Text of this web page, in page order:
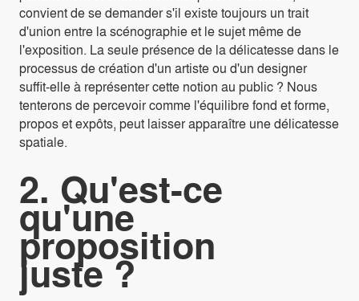
convient de se demander s'il existe toujours un trait
d'union entre la scénographie et le sujet même de
l'exposition. La seule présence de la délicatesse dans le
processus de création d'un artiste ou d'un designer
suffit-elle à représenter cette notion au public ? Nous
tenterons de percevoir comme l'équilibre fond et forme,
propos et expôts, peut laisser apparaître une délicatesse
spatiale.
2. Qu'est-ce
qu'une
proposition
juste ?